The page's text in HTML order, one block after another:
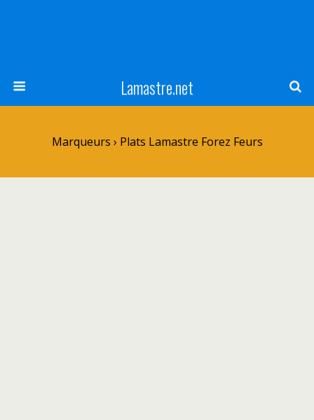
Lamastre.net
Marqueurs › Plats Lamastre Forez Feurs